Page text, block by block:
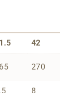
42
270
8